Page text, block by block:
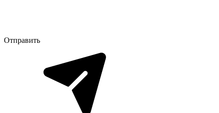
Отправить